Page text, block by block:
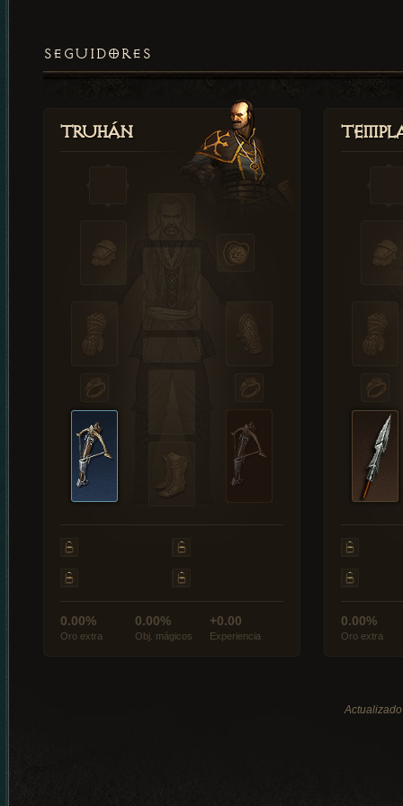
SEGUIDORES
Truhán
0.00%
Oro extra
0.00%
Obj. mágicos
+0.00
Experiencia
0.00%
Oro extra